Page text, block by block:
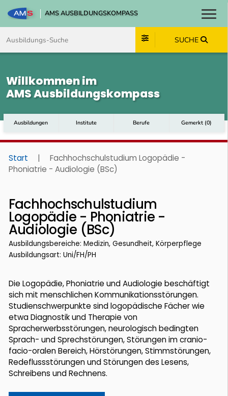
AMS AUSBILDUNGSKOMPASS
SUCHE
Willkommen im
AMS Ausbildungskompass
Ausbildungen Institute Berufe Gemerkt (0)
Start |
Fachhochschulstudium Logopädie -
Phoniatrie - Audiologie (BSc)
Fachhochschulstudium
Logopädie - Phoniatrie -
Audiologie (BSc)
Ausbildungsbereiche: Medizin, Gesundheit, Körperpflege
Ausbildungsart: Uni/FH/PH
Die Logopädie, Phoniatrie und Audiologie beschäftigt
sich mit menschlichen Kommunikationsstörungen.
Studienschwerpunkte sind logopädische Fächer wie
etwa Diagnostik und Therapie von
Spracherwerbsstörungen, neurologisch bedingten
Sprach- und Sprechstörungen, Störungen im cranio-
facio-oralen Bereich, Hörstörungen, Stimmstörungen,
Redeflussstörungen und Störungen des Lesens,
Schreibens und Rechnens.